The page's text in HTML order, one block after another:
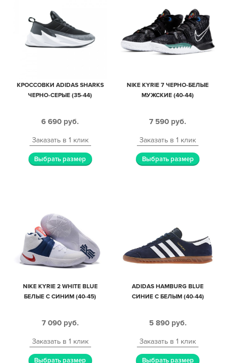
КРОССОВКИ ADIDAS SHARKS
ЧЕРНО-СЕРЫЕ (35-44)
6 690 руб.
Заказать в 1 клик
Выбрать размер
NIKE KYRIE 7 ЧЕРНО-БЕЛЫЕ
МУЖСКИЕ (40-44)
7 590 руб.
Заказать в 1 клик
Выбрать размер
NIKE KYRIE 2 WHITE BLUE
БЕЛЫЕ С СИНИМ (40-45)
7 090 руб.
Заказать в 1 клик
Выбрать размер
ADIDAS HAMBURG BLUE
СИНИЕ С БЕЛЫМ (40-44)
5 890 руб.
Заказать в 1 клик
Выбрать размер